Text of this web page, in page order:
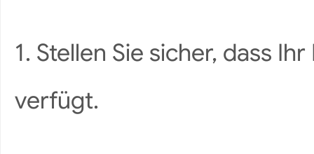
1. Stellen Sie sicher, dass
verfügt.